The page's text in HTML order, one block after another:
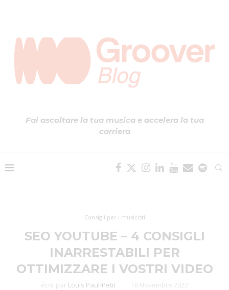
Fai ascoltare la tua musica e accelera la tua
carriera
Consigli per i musicisti
SEO YOUTUBE – 4 CONSIGLI
INARRESTABILI PER
OTTIMIZZARE I VOSTRI VIDEO
écrit par Louis Paul-Petit 16 Novembre 2022